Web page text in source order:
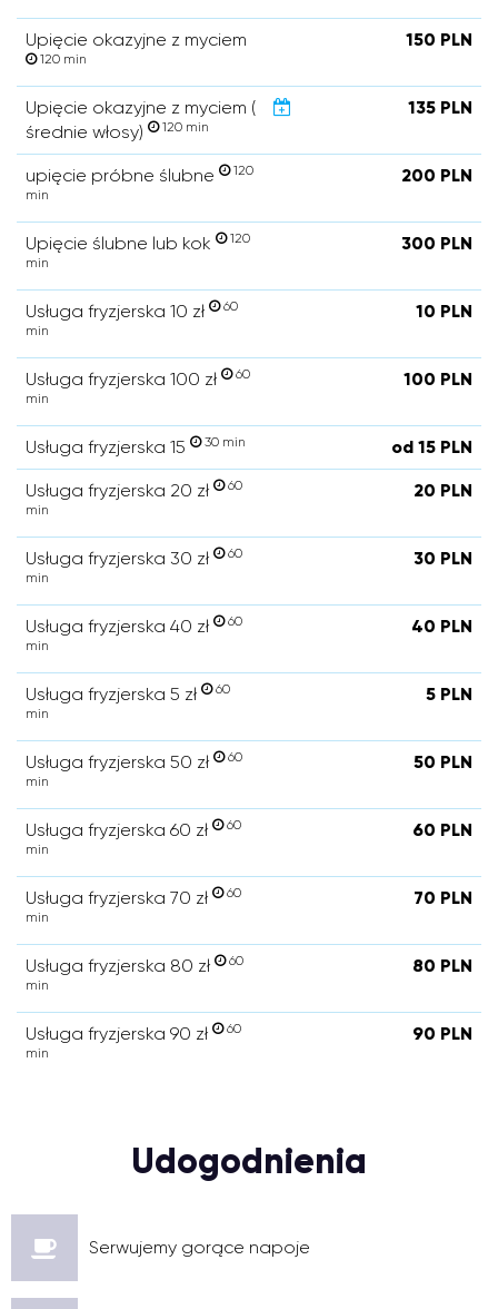
Upięcie okazyjne z myciem
120 min
150 PLN
Upięcie okazyjne z myciem (
średnie włosy)
120 min
135 PLN
upięcie próbne ślubne
120
min
200 PLN
Upięcie ślubne lub kok
120
min
300 PLN
Usługa fryzjerska 10 zł
60
min
10 PLN
Usługa fryzjerska 100 zł
60
min
100 PLN
Usługa fryzjerska 15 30 min od 15 PLN
Usługa fryzjerska 20 zł
60
min
20 PLN
Usługa fryzjerska 30 zł
60
min
30 PLN
Usługa fryzjerska 40 zł
60
min
40 PLN
Usługa fryzjerska 5 zł
60
min
5 PLN
Usługa fryzjerska 50 zł
60
min
50 PLN
Usługa fryzjerska 60 zł
60
min
60 PLN
Usługa fryzjerska 70 zł
60
min
70 PLN
Usługa fryzjerska 80 zł
60
min
80 PLN
Usługa fryzjerska 90 zł
60
min
90 PLN
Udogodnienia
Serwujemy gorące napoje